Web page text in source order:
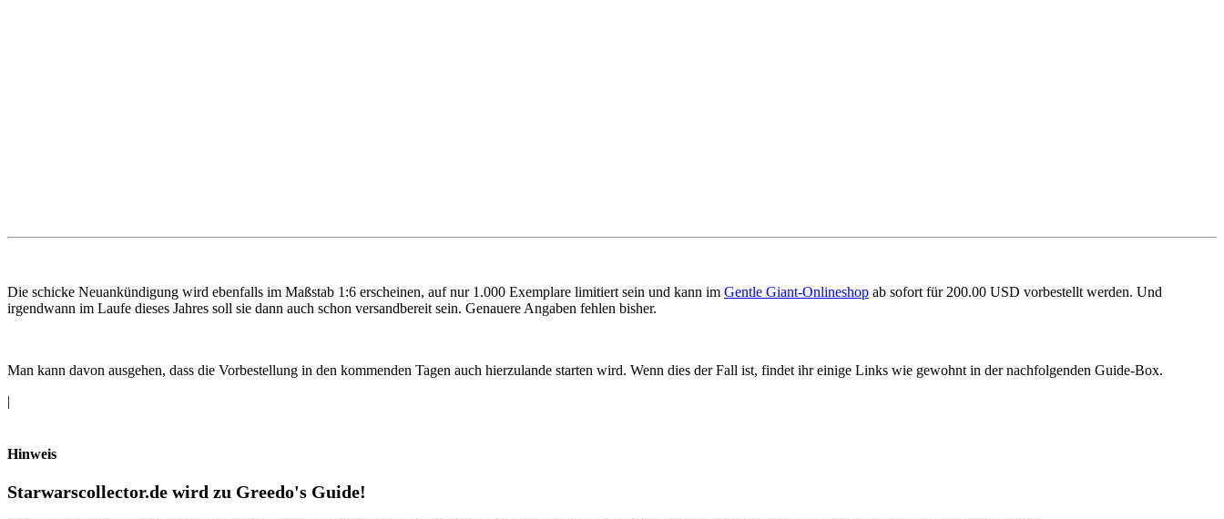
Die schicke Neuankündigung wird ebenfalls im Maßstab 1:6 erscheinen, auf nur 1.000 Exemplare limitiert sein und kann im Gentle Giant-Onlineshop ab sofort für 200.00 USD vorbestellt werden. Und
irgendwann im Laufe dieses Jahres soll sie dann auch schon versandbereit sein. Genauere Angaben fehlen bisher.
Man kann davon ausgehen, dass die Vorbestellung in den kommenden Tagen auch hierzulande starten wird. Wenn dies der Fall ist, findet ihr einige Links wie gewohnt in der nachfolgenden Guide-Box.
|
Hinweis
Starwarscollector.de wird zu Greedo's Guide!